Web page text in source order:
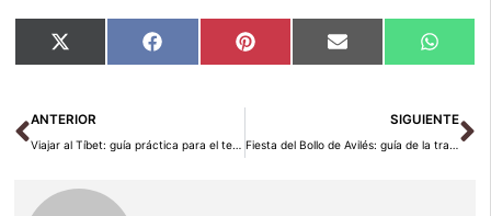
Compartir
en
X
(Twitter)
Compartir
en
Facebook Compartir
en
Pinterest Compartir
en
Email
en
Ant
ANTERIOR
Viajar al Tíbet: guía práctica para el techo del mundo 2026
SIGUIENTE
Fiesta del Bollo de Avilés: guía de la tradición asturiana